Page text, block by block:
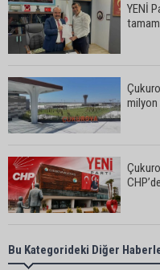
YENİ
milyon
Bu Kategorideki Diğer